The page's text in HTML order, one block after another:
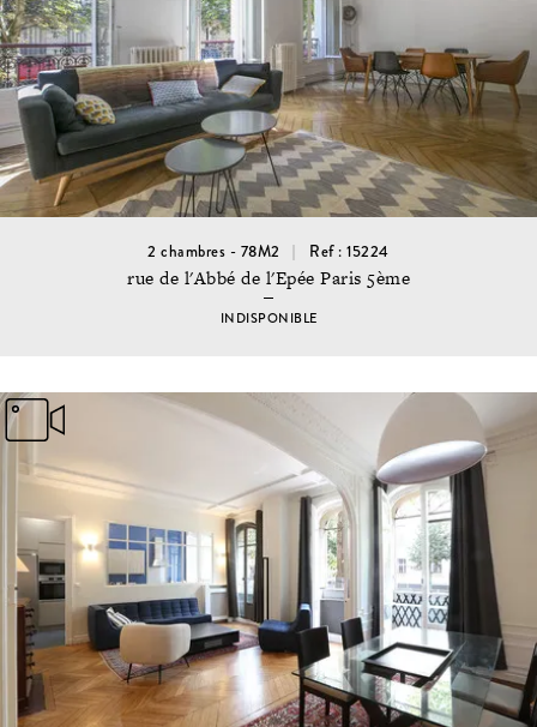
2 chambres - 78M2 Ref : 15224
rue de l'Abbé de l'Epée Paris 5ème
INDISPONIBLE